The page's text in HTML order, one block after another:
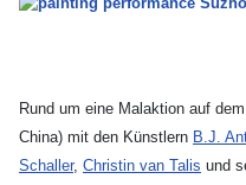
Rund um eine Malaktion auf
China) mit den Künstlern B.J.
Schaller, Christin van Talis und